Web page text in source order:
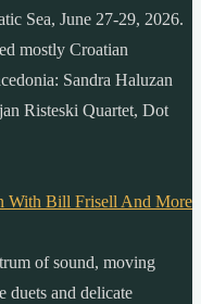
Sea, June 27-29, 2026.
mostly Croatian
Sandra Haluzan
Risteski Quartet, Dot
With Bill Frisell And More
of sound, moving
duets and delicate